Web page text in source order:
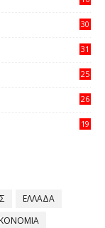
30
31
25
26
19
ΕΛΛΑΔΑ